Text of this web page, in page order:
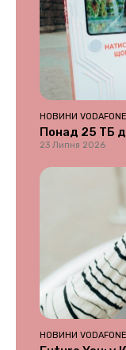
НОВИНИ VODAFONE
Понад 25 ТБ
23 Липня 2026
НОВИНИ VODAFONE